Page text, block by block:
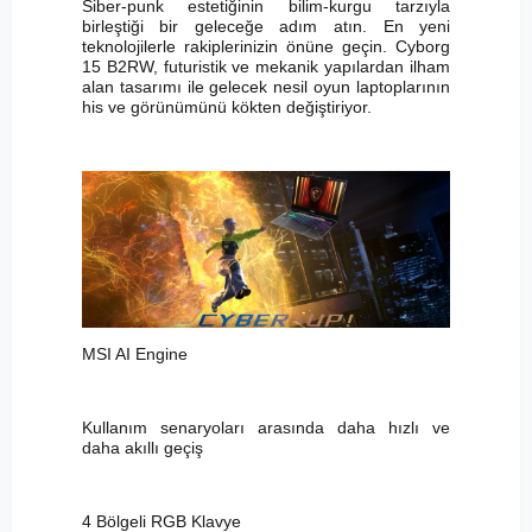
Siber-punk estetiğinin bilim-kurgu tarzıyla
birleştiği bir geleceğe adım atın. En yeni
teknolojilerle rakiplerinizin önüne geçin. Cyborg
15 B2RW, futuristik ve mekanik yapılardan ilham
alan tasarımı ile gelecek nesil oyun laptoplarının
his ve görünümünü kökten değiştiriyor.
MSI AI Engine
Kullanım senaryoları arasında daha hızlı ve
daha akıllı geçiş
4 Bölgeli RGB Klavye